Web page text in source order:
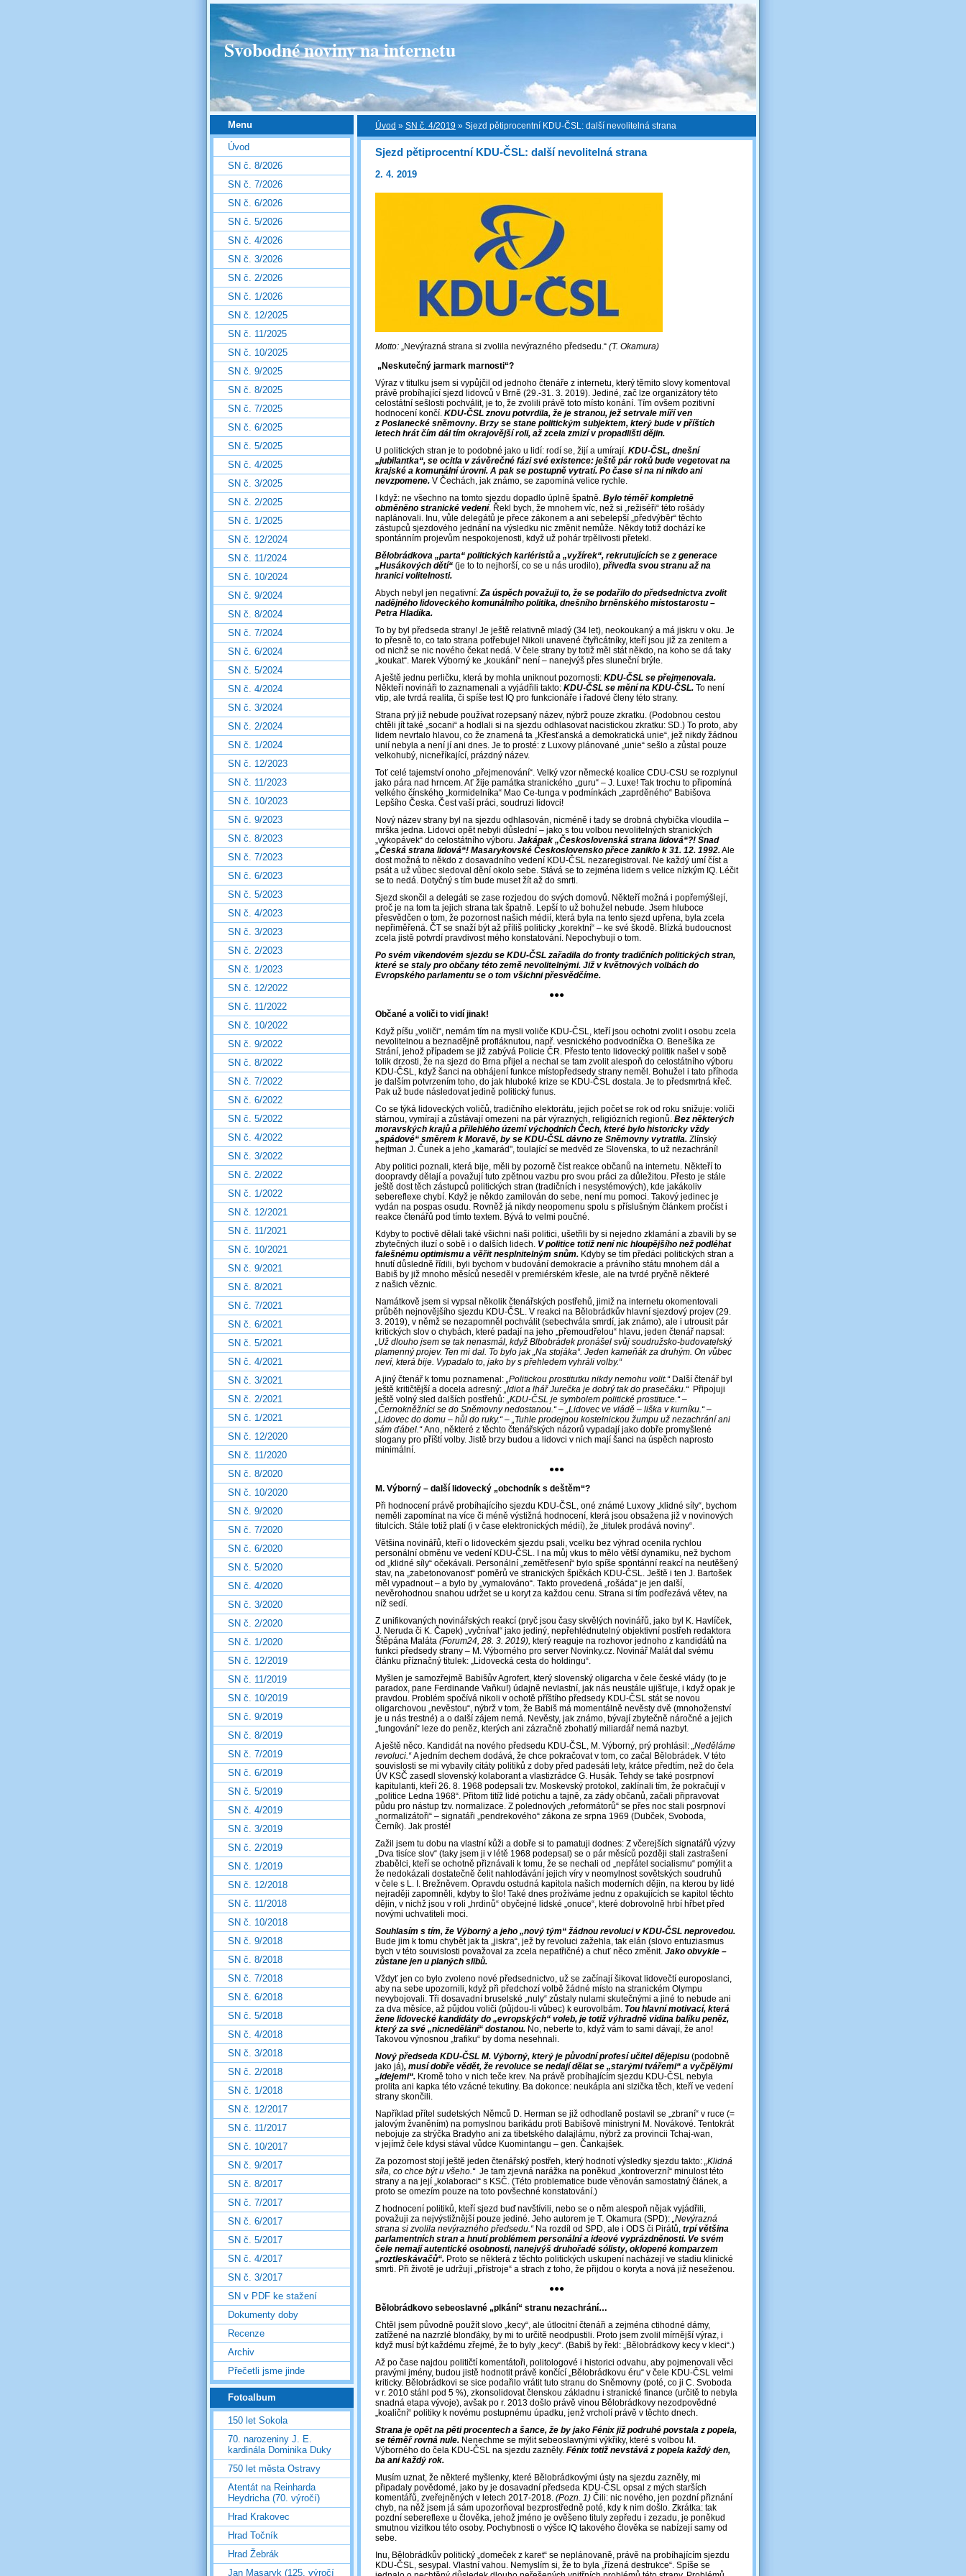
Svobodné noviny na internetu
Úvod » SN č. 4/2019 » Sjezd pětiprocentní KDU-ČSL: další nevolitelná strana
Sjezd pětiprocentní KDU-ČSL: další nevolitelná strana
2. 4. 2019
Motto: „Nevýrazná strana si zvolila nevýrazného předsedu.“ (T. Okamura)
„Neskutečný jarmark marnosti“?
Výraz v titulku jsem si vypůjčil od jednoho čtenáře z internetu, který těmito slovy komentoval
právě probíhající sjezd lidovců v Brně (29.-31. 3. 2019). Jediné, zač lze organizátory této
celostátní sešlosti pochválit, je to, že zvolili právě toto místo konání. Tím ovšem pozitivní
hodnocení končí. KDU-ČSL znovu potvrdila, že je stranou, jež setrvale míří ven
z Poslanecké sněmovny. Brzy se stane politickým subjektem, který bude v příštích
letech hrát čím dál tím okrajovější roli, až zcela zmizí v propadlišti dějin.
U politických stran je to podobné jako u lidí: rodí se, žijí a umírají. KDU-ČSL, dnešní
„jubilantka“, se ocitla v závěrečné fázi své existence: ještě pár roků bude vegetovat na
krajské a komunální úrovni. A pak se postupně vytratí. Po čase si na ni nikdo ani
nevzpomene. V Čechách, jak známo, se zapomíná velice rychle.
I když: ne všechno na tomto sjezdu dopadlo úplně špatně. Bylo téměř kompletně
obměněno stranické vedení. Řekl bych, že mnohem víc, než si „režiséři“ této rošády
naplánovali. Inu, vůle delegátů je přece zákonem a ani sebelepší „předvýběr“ těchto
zástupců sjezdového jednání na výsledku nic změnit nemůže. Někdy totiž dochází ke
spontánním projevům nespokojenosti, když už pohár trpělivosti přetekl.
Bělobrádkova „parta“ politických kariéristů a „vyžírek“, rekrutujících se z generace
„Husákových dětí“ (je to to nejhorší, co se u nás urodilo), přivedla svou stranu až na
hranici volitelnosti.
Abych nebyl jen negativní:Za úspěch považuji to, že se podařilo do předsednictva zvolit
nadějného lidoveckého komunálního politika, dnešního brněnského místostarostu –
Petra Hladíka.
To by byl předseda strany! Je ještě relativně mladý (34 let), neokoukaný a má jiskru v oku. Je
to přesně to, co tato strana potřebuje! Nikoli unavené čtyřicátníky, kteří jsou již za zenitem a
od nichž se nic nového čekat nedá. V čele strany by totiž měl stát někdo, na koho se dá taky
„koukat“. Marek Výborný ke „koukání“ není – nanejvýš přes sluneční brýle.
A ještě jednu perličku, která by mohla uniknout pozornosti: KDU-ČSL se přejmenovala.
Někteří novináři to zaznamenali a vyjádřili takto: KDU-ČSL se mění na KDU-ČSL. To není
vtip, ale tvrdá realita, či spíše test IQ pro funkcionáře i řadové členy této strany.
Strana prý již nebude používat rozepsaný název, nýbrž pouze zkratku. (Podobnou cestou
chtěli jít také „socani“ a hodlali si na sjezdu odhlasovat nacistickou zkratku: SD.) To proto, aby
lidem nevrtalo hlavou, co že znamená ta „Křesťanská a demokratická unie“, jež nikdy žádnou
unií nebyla a není jí ani dnes. Je to prosté: z Luxovy plánované „unie“ sešlo a zůstal pouze
velkohubý, nicneříkající, prázdný název.
Toť celé tajemství onoho „přejmenování“. Velký vzor německé koalice CDU-CSU se rozplynul
jako pára nad hrncem. Ať žije památka stranického „guru“ – J. Luxe! Tak trochu to připomíná
velkého čínského „kormidelníka“ Mao Ce-tunga v podmínkách „zaprděného“ Babišova
Lepšího Česka. Čest vaší práci, soudruzi lidovci!
Nový název strany byl na sjezdu odhlasován, nicméně i tady se drobná chybička vloudila –
mrška jedna. Lidovci opět nebyli důslední – jako s tou volbou nevolitelných stranických
„vykopávek“ do celostátního výboru. Jakápak „Československá strana lidová“?! Snad
„Česká strana lidová“! Masarykovské Československo přece zaniklo k 31. 12. 1992.Ale
dost možná to někdo z dosavadního vedení KDU-ČSL nezaregistroval. Ne každý umí číst a
psát a už vůbec sledoval dění okolo sebe. Stává se to zejména lidem s velice nízkým IQ. Léčit
se to nedá. Dotyčný s tím bude muset žít až do smrti.
Sjezd skončil a delegáti se zase rozjedou do svých domovů. Někteří možná i popřemýšlejí,
proč je na tom ta jejich strana tak špatně. Lepší to už bohužel nebude. Jsem hluboce
přesvědčen o tom, že pozornost našich médií, která byla na tento sjezd upřena, byla zcela
nepřiměřená. ČT se snaží být až příliš politicky „korektní“ – ke své škodě. Blízká budoucnost
zcela jistě potvrdí pravdivost mého konstatování. Nepochybuji o tom.
Po svém víkendovém sjezdu se KDU-ČSL zařadila do fronty tradičních politických stran,
které se staly pro občany této země nevolitelnými. Již v květnových volbách do
Evropského parlamentu se o tom všichni přesvědčíme.
●●●
Občané a voliči to vidí jinak!
Když píšu „voliči“, nemám tím na mysli voliče KDU-ČSL, kteří jsou ochotni zvolit i osobu zcela
nevolitelnou a beznadějně profláknutou, např. vesnického podvodníčka O. Benešíka ze
Strání, jehož případem se již zabývá Policie ČR. Přesto tento lidovecký politik našel v sobě
tolik drzosti, že na sjezd do Brna přijel a nechal se tam zvolit alespoň do celostátního výboru
KDU-ČSL, když šanci na obhájení funkce místopředsedy strany neměl. Bohužel i tato příhoda
je dalším potvrzením toho, do jak hluboké krize se KDU-ČSL dostala. Je to předsmrtná křeč.
Pak už bude následovat jedině politický funus.
Co se týká lidoveckých voličů, tradičního elektorátu, jejich počet se rok od roku snižuje: voliči
stárnou, vymírají a zůstávají omezeni na pár výrazných, religiózních regionů. Bez některých
moravských krajů a přilehlého území východních Čech, které bylo historicky vždy
„spádové“ směrem k Moravě, by se KDU-ČSL dávno ze Sněmovny vytratila. Zlínský
hejtman J. Čunek a jeho „kamarád", toulající se medvěd ze Slovenska, to už nezachrání!
Aby politici poznali, která bije, měli by pozorně číst reakce občanů na internetu. Někteří to
doopravdy dělají a považují tuto zpětnou vazbu pro svou práci za důležitou. Přesto je stále
ještě dost těch zástupců politických stran (tradičních i nesystémových), kde jakákoliv
sebereflexe chybí. Když je někdo zamilován do sebe, není mu pomoci. Takový jedinec je
vydán na pospas osudu. Rovněž já nikdy neopomenu spolu s příslušným článkem pročíst i
reakce čtenářů pod tímto textem. Bývá to velmi poučné.
Kdyby to poctivě dělali také všichni naši politici, ušetřili by si nejedno zklamání a zbavili by se
zbytečných iluzí o sobě i o dalších lidech. V politice totiž není nic hloupějšího než podléhat
falešnému optimismu a věřit nesplnitelným snům. Kdyby se tím předáci politických stran a
hnutí důsledně řídili, byli bychom v budování demokracie a právního státu mnohem dál a
Babiš by již mnoho měsíců neseděl v premiérském křesle, ale na tvrdé pryčně některé
z našich věznic.
Namátkově jsem si vypsal několik čtenářských postřehů, jimiž na internetu okomentovali
průběh nejnovějšího sjezdu KDU-ČSL. V reakci na Bělobrádkův hlavní sjezdový projev (29.
3. 2019), v němž se nezapomněl pochválit (sebechvála smrdí, jak známo), ale i utrousit pár
kritických slov o chybách, které padají na jeho „přemoudřelou“ hlavu, jeden čtenář napsal:
„Už dlouho jsem se tak nenasmál, když Blbobrádek pronášel svůj soudružsko-budovatelský
plamenný projev. Ten mi dal. To bylo jak „Na stojáka“. Jeden kameňák za druhým. On vůbec
neví, která bije. Vypadalo to, jako by s přehledem vyhráli volby.“
A jiný čtenář k tomu poznamenal: „Politickou prostitutku nikdy nemohu volit.“ Další čtenář byl
ještě kritičtější a docela adresný: „Idiot a lhář Jurečka je dobrý tak do prasečáku.“ Připojuji
ještě volný sled dalších postřehů: „KDU-ČSL je symbolem politické prostituce.“ –
„Černokněžníci se do Sněmovny nedostanou.“ – „Lidovec ve vládě – liška v kurníku.“ –
„Lidovec do domu – hůl do ruky.“ – „Tuhle prodejnou kostelnickou žumpu už nezachrání ani
sám ďábel.“Ano, některé z těchto čtenářských názorů vypadají jako dobře promyšlené
slogany pro příští volby. Jistě brzy budou a lidovci v nich mají šanci na úspěch naprosto
minimální.
●●●
M. Výborný – další lidovecký „obchodník s deštěm“?
Při hodnocení právě probíhajícího sjezdu KDU-ČSL, oné známé Luxovy „klidné síly“, bychom
neměli zapomínat na více či méně výstižná hodnocení, která jsou obsažena již v novinových
titulcích. Stále totiž platí (i v čase elektronických médií), že „titulek prodává noviny“.
Většina novinářů, kteří o lidoveckém sjezdu psali, vcelku bez výhrad ocenila rychlou
personální obměnu ve vedení KDU-ČSL. I na můj vkus to mělo větší dynamiku, než bychom
od „klidné síly“ očekávali. Personální „zemětřesení“ bylo spíše spontánní reakcí na neutěšený
stav, na „zabetonovanost“ poměrů ve stranických špičkách KDU-ČSL. Ještě i ten J. Bartošek
měl vypadnout – a bylo by „vymalováno“. Takto provedená „rošáda“ je jen další,
nevěrohodnou snahou udržet se u koryt za každou cenu. Strana si tím podřezává větev, na
níž sedí.
Z unifikovaných novinářských reakcí (pryč jsou časy skvělých novinářů, jako byl K. Havlíček,
J. Neruda či K. Čapek) „vyčníval“ jako jediný, nepřehlédnutelný objektivní postřeh redaktora
Štěpána Maláta (Forum24, 28. 3. 2019), který reaguje na rozhovor jednoho z kandidátů na
funkci předsedy strany – M. Výborného pro server Novinky.cz. Novinář Malát dal svému
článku příznačný titulek: „Lidovecká cesta do holdingu“.
Myšlen je samozřejmě Babišův Agrofert, který slovenský oligarcha v čele české vlády (to je
paradox, pane Ferdinande Vaňku!) údajně nevlastní, jak nás neustále ujišťuje, i když opak je
pravdou. Problém spočívá nikoli v ochotě příštího předsedy KDU-ČSL stát se novou
oligarchovou „nevěstou“, nýbrž v tom, že Babiš má momentálně nevěsty dvě (mnohoženství
je u nás trestné) a o další zájem nemá. Nevěsty, jak známo, bývají zbytečně náročné a jejich
„fungování“ leze do peněz, kterých ani zázračně zbohatlý miliardář nemá nazbyt.
A ještě něco. Kandidát na nového předsedu KDU-ČSL, M. Výborný, prý prohlásil: „Neděláme
revoluci.“A jedním dechem dodává, že chce pokračovat v tom, co začal Bělobrádek. V této
souvislosti se mi vybavily citáty politiků z doby před padesáti lety, krátce předtím, než do čela
ÚV KSČ zasedl slovenský kolaborant a vlastizrádce G. Husák. Tehdy se také posrpnoví
kapitulanti, kteří 26. 8. 1968 podepsali tzv. Moskevský protokol, zaklínali tím, že pokračují v
„politice Ledna 1968“. Přitom titíž lidé potichu a tajně, za zády občanů, začali připravovat
půdu pro nástup tzv. normalizace. Z polednových „reformátorů“ se přes noc stali posrpnoví
„normalizátoři“ – signatáři „pendrekového“ zákona ze srpna 1969 (Dubček, Svoboda,
Černík). Jak prosté!
Zažil jsem tu dobu na vlastní kůži a dobře si to pamatuji dodnes: Z včerejších signatářů výzvy
„Dva tisíce slov“ (taky jsem ji v létě 1968 podepsal) se o pár měsíců později stali zastrašení
zbabělci, kteří se ochotně přiznávali k tomu, že se nechali od „nepřátel socialismu“ pomýlit a
že nedokázali dostatečně čelit nahlodávání jejich víry v neomylnost sovětských soudruhů
v čele s L. I. Brežněvem. Opravdu ostudná kapitola našich moderních dějin, na kterou by lidé
nejraději zapomněli, kdyby to šlo! Také dnes prožíváme jednu z opakujících se kapitol těchto
dějin, v nichž jsou v roli „hrdinů“ obyčejné lidské „onuce“, které dobrovolně hrbí hřbet před
novými uchvatiteli moci.
Souhlasím s tím, že Výborný a jeho „nový tým“ žádnou revoluci v KDU-ČSL neprovedou.
Bude jim k tomu chybět jak ta „jiskra“, jež by revoluci zažehla, tak elán (slovo entuziasmus
bych v této souvislosti považoval za zcela nepatřičné) a chuť něco změnit. Jako obvykle –
zůstane jen u planých slibů.
Vždyť jen co bylo zvoleno nové předsednictvo, už se začínají šikovat lidovečtí europoslanci,
aby na sebe upozornili, když při předchozí volbě žádné místo na stranickém Olympu
nevybojovali. Tři dosavadní bruselské „nuly“ zůstaly nulami skutečnými a jiné to nebude ani
za dva měsíce, až půjdou voliči (půjdou-li vůbec) k eurovolbám. Tou hlavní motivací, která
žene lidovecké kandidáty do „evropských“ voleb, je totiž výhradně vidina balíku peněz,
který za své „nicnedělání“ dostanou. No, neberte to, když vám to sami dávají, že ano!
Takovou výnosnou „trafiku“ by doma nesehnali.
Nový předseda KDU-ČSL M. Výborný, který je původní profesí učitel dějepisu (podobně
jako já), musí dobře vědět, že revoluce se nedají dělat se „starými tvářemi“ a vyčpělými
„idejemi“. Kromě toho v nich teče krev. Na právě probíhajícím sjezdu KDU-ČSL nebyla
prolita ani kapka této vzácné tekutiny. Ba dokonce: neukápla ani slzička těch, kteří ve vedení
strany skončili.
Například přítel sudetských Němců D. Herman se již odhodlaně postavil se „zbraní“ v ruce (=
jalovým žvaněním) na pomyslnou barikádu proti Babišově ministryni M. Novákové. Tentokrát
nebojuje za strýčka Bradyho ani za tibetského dalajlámu, nýbrž za provincii Tchaj-wan,
v jejímž čele kdysi stával vůdce Kuomintangu – gen. Čankajšek.
Za pozornost stojí ještě jeden čtenářský postřeh, který hodnotí výsledky sjezdu takto: „Klidná
síla, co chce být u všeho.“Je tam zjevná narážka na poněkud „kontroverzní“ minulost této
strany a na její „kolaboraci“ s KSČ. (Této problematice bude věnován samostatný článek, a
proto se omezím pouze na toto povšechné konstatování.)
Z hodnocení politiků, kteří sjezd buď navštívili, nebo se o něm alespoň nějak vyjádřili,
považuji za nejvýstižnější pouze jediné. Jeho autorem je T. Okamura (SPD): „Nevýrazná
strana si zvolila nevýrazného předsedu.“ Na rozdíl od SPD, ale i ODS či Pirátů, trpí většina
parlamentních stran a hnutí problémem personální a ideové vyprázdněnosti. Ve svém
čele nemají autentické osobnosti, nanejvýš druhořadé sólisty, oklopené komparzem
„roztleskávačů“. Proto se některá z těchto politických uskupení nacházejí ve stadiu klinické
smrti. Při životě je udržují „přístroje“ a strach z toho, že přijdou o koryta a nová již neseženou.
●●●
Bělobrádkovo sebeoslavné „plkání“ stranu nezachrání…
Chtěl jsem původně použít slovo „kecy“, ale útlocitní čtenáři a zejména ctihodné dámy,
zatížené na nazrzlé blonďáky, by mi to určitě neodpustili. Proto jsem zvolil mírnější výraz, i
když musí být každému zřejmé, že to byly „kecy“. (Babiš by řekl: „Bělobrádkovy kecy v kleci“.)
Až po čase najdou političtí komentátoři, politologové i historici odvahu, aby pojmenovali věci
pravými jmény, budou jistě hodnotit právě končící „Bělobrádkovu éru“ v čele KDU-ČSL velmi
kriticky. Bělobrádkovi se sice podařilo vrátit tuto stranu do Sněmovny (poté, co ji C. Svoboda
v r. 2010 stáhl pod 5 %), zkonsolidovat členskou základnu i stranické finance (určitě to nebyla
snadná etapa vývoje), avšak po r. 2013 došlo právě vinou Bělobrádkovy nezodpovědné
„koaliční“ politiky k novému postupnému úpadku, jenž vrcholí právě v těchto dnech.
Strana je opět na pěti procentech a šance, že by jako Fénix již podruhé povstala z popela,
se téměř rovná nule. Nenechme se mýlit sebeoslavnými výkřiky, které s volbou M.
Výborného do čela KDU-ČSL na sjezdu zazněly. Fénix totiž nevstává z popela každý den,
ba ani každý rok.
Musím uznat, že některé myšlenky, které Bělobrádkovými ústy na sjezdu zazněly, mi
připadaly povědomé, jako by je dosavadní předseda KDU-ČSL opsal z mých starších
komentářů, zveřejněných v letech 2017-2018. (Pozn. 1) Čili: nic nového, jen pozdní přiznání
chyb, na něž jsem já sám upozorňoval bezprostředně poté, kdy k nim došlo. Zkrátka: tak
pozdní sebereflexe u člověka, jehož jméno je ověšeno tituly zepředu i zezadu, je poněkud
smutnou vizitkou této osoby. Pochybnosti o výšce IQ takového člověka se nabízejí samy od
sebe.
Inu, Bělobrádkův politický „domeček z karet“ se neplánovaně, právě na probíhajícím sjezdu
KDU-ČSL, sesypal. Vlastní vahou. Nemyslím si, že to byla „řízená destrukce“. Spíše se
Menu
Úvod
SN č. 8/2026
SN č. 7/2026
SN č. 6/2026
SN č. 5/2026
SN č. 4/2026
SN č. 3/2026
SN č. 2/2026
SN č. 1/2026
SN č. 12/2025
SN č. 11/2025
SN č. 10/2025
SN č. 9/2025
SN č. 8/2025
SN č. 7/2025
SN č. 6/2025
SN č. 5/2025
SN č. 4/2025
SN č. 3/2025
SN č. 2/2025
SN č. 1/2025
SN č. 12/2024
SN č. 11/2024
SN č. 10/2024
SN č. 9/2024
SN č. 8/2024
SN č. 7/2024
SN č. 6/2024
SN č. 5/2024
SN č. 4/2024
SN č. 3/2024
SN č. 2/2024
SN č. 1/2024
SN č. 12/2023
SN č. 11/2023
SN č. 10/2023
SN č. 9/2023
SN č. 8/2023
SN č. 7/2023
SN č. 6/2023
SN č. 5/2023
SN č. 4/2023
SN č. 3/2023
SN č. 2/2023
SN č. 1/2023
SN č. 12/2022
SN č. 11/2022
SN č. 10/2022
SN č. 9/2022
SN č. 8/2022
SN č. 7/2022
SN č. 6/2022
SN č. 5/2022
SN č. 4/2022
SN č. 3/2022
SN č. 2/2022
SN č. 1/2022
SN č. 12/2021
SN č. 11/2021
SN č. 10/2021
SN č. 9/2021
SN č. 8/2021
SN č. 7/2021
SN č. 6/2021
SN č. 5/2021
SN č. 4/2021
SN č. 3/2021
SN č. 2/2021
SN č. 1/2021
SN č. 12/2020
SN č. 11/2020
SN č. 8/2020
SN č. 10/2020
SN č. 9/2020
SN č. 7/2020
SN č. 6/2020
SN č. 5/2020
SN č. 4/2020
SN č. 3/2020
SN č. 2/2020
SN č. 1/2020
SN č. 12/2019
SN č. 11/2019
SN č. 10/2019
SN č. 9/2019
SN č. 8/2019
SN č. 7/2019
SN č. 6/2019
SN č. 5/2019
SN č. 4/2019
SN č. 3/2019
SN č. 2/2019
SN č. 1/2019
SN č. 12/2018
SN č. 11/2018
SN č. 10/2018
SN č. 9/2018
SN č. 8/2018
SN č. 7/2018
SN č. 6/2018
SN č. 5/2018
SN č. 4/2018
SN č. 3/2018
SN č. 2/2018
SN č. 1/2018
SN č. 12/2017
SN č. 11/2017
SN č. 10/2017
SN č. 9/2017
SN č. 8/2017
SN č. 7/2017
SN č. 6/2017
SN č. 5/2017
SN č. 4/2017
SN č. 3/2017
SN v PDF ke stažení
Dokumenty doby
Recenze
Archiv
Přečetli jsme jinde
Fotoalbum
150 let Sokola
70. narozeniny J. E.
kardinála Dominika Duky
750 let města Ostravy
Atentát na Reinharda
Heydricha (70. výročí)
Hrad Krakovec
Hrad Točník
Hrad Žebrák
Jan Masaryk (125. výročí